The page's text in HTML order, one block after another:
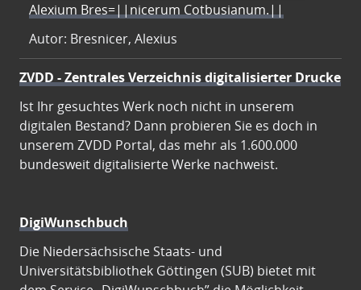
Alexium Bres=||nicerum Cotbusianum.||
Autor: Bresnicer, Alexius
ZVDD - Zentrales Verzeichnis digitalisierter Drucke
Ist Ihr gesuchtes Werk noch nicht in unserem
digitalen Bestand? Dann probieren Sie es doch in
unserem ZVDD Portal, das mehr als 1.600.000
bundesweit digitalisierte Werke nachweist.
DigiWunschbuch
Die Niedersächsische Staats- und
Universitätsbibliothek Göttingen (SUB) bietet mit